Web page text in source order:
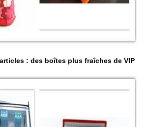
: des boîtes plus fraîches de VIP